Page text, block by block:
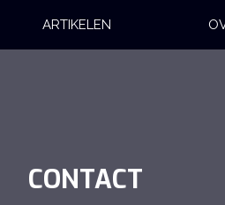
ARTIKELEN
CONTACT